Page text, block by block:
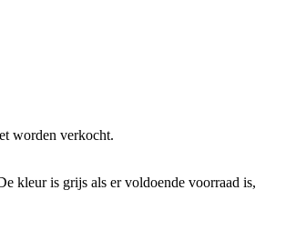
worden verkocht.
kleur is grijs als er voldoende voorraad is,